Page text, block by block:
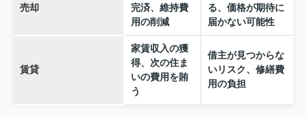
売却
完済、維持費
用の削減
る、価格が期待に
届かない可能性
賃貸
家賃収入の獲
得、次の住ま
いの費用を賄
う
借主が見つからな
いリスク、修繕費
用の負担